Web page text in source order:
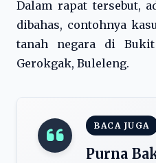
Dalam rapat tersebut,
dibahas, contohnya
tanah negara di Bukit
Gerokgak, Buleleng.
BACA JUGA
Purna